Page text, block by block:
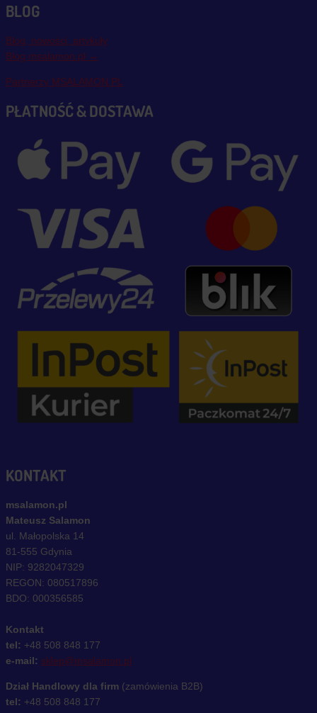
BLOG
Blog, nowości, artykuły
Blog msalamon.pl →
Partnerzy MSALAMON.PL
PŁATNOŚĆ & DOSTAWA
KONTAKT
msalamon.pl
Mateusz Salamon
ul. Małopolska 14
81-555 Gdynia
NIP: 9282047329
REGON: 080517896
BDO: 000356585
Kontakt
tel: +48 508 848 177
e-mail: sklep@msalamon.pl
Dział Handlowy dla firm (zamówienia B2B)
tel: +48 508 848 177